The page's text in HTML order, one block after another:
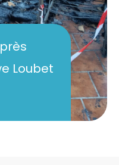
Loubet